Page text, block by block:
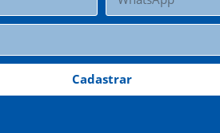
Cadastrar